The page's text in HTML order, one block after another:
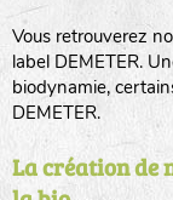
Vous retrouverez
label DEMETER.
biodynamie,
DEMETER.
La création de
: Engrais vert
L: Légumes
A:
BEL : Code de la
20 : Année de